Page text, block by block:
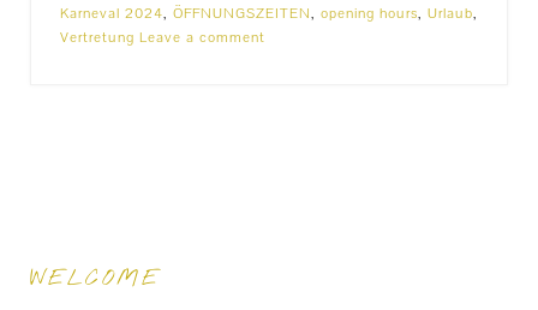
Karneval 2024, ÖFFNUNGSZEITEN, opening hours, Urlaub,
Vertretung Leave a comment
WELCOME